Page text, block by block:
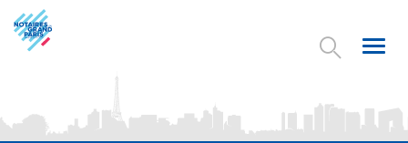
Aller
au
contenu